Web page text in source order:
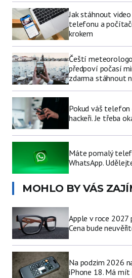
Jak stáhnout
telefonu a
krokem
Čeští
předpoví počasí
zdarma stáhnout
Pokud váš
hackeři. Je třeba
Máte pomalý
WhatsApp.
MOHLO BY VÁS
Apple v roce 2027
Cena bude
Na podzim 2026
iPhone 18. Má